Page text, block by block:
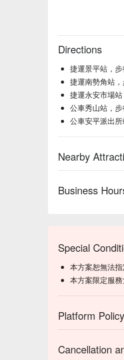
Directions
捷運景平站，
捷運南勢角站
捷運永安市場
公車秀山站，
公車安平派出
Nearby
Business
Special
本方案恕無法指
本方案限定服務
Platform Policy
Cancellation